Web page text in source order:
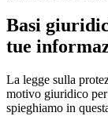
Basi
tue
La legge sulla
motivo giuridico
spieghiamo in